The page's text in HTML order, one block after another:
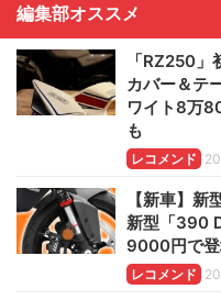
編集部オススメ
「RZ250
カバー＆テ
ワイト8万
も
レコメンド
【新車】
新型「390
9000円で
レコメンド